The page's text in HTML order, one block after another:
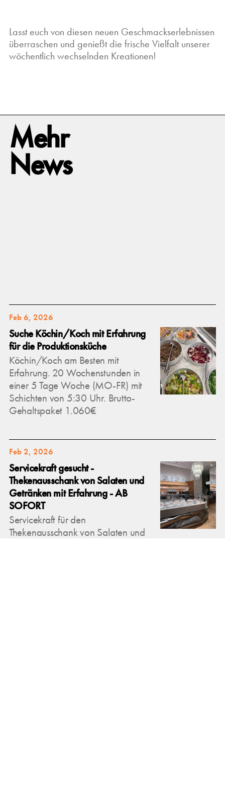
Lasst euch von diesen neuen Geschmackserlebnissen
überraschen und genießt die frische Vielfalt unserer
wöchentlich wechselnden Kreationen!
Mehr
News
Feb 6, 2026
Suche Köchin/Koch mit Erfahrung
für die Produktionsküche
Köchin/Koch am Besten mit
Erfahrung. 20 Wochenstunden in
einer 5 Tage Woche (MO-FR) mit
Schichten von 5:30 Uhr. Brutto-
Gehaltspaket 1.060€
Feb 2, 2026
Servicekraft gesucht -
Thekenausschank von Salaten und
Getränken mit Erfahrung - AB
SOFORT
Servicekraft für den
Thekenausschank von Salaten und